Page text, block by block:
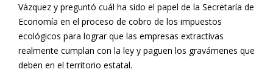
Vázquez y preguntó cuál ha sido el papel de la Secretaría de
Economía en el proceso de cobro de los impuestos
ecológicos para lograr que las empresas extractivas
realmente cumplan con la ley y paguen los gravámenes que
deben en el territorio estatal.